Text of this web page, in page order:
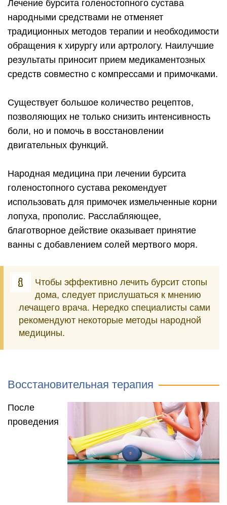
Лечение бурсита голеностопного сустава
народными средствами не отменяет
традиционных методов терапии и необходимости
обращения к хирургу или артрологу. Наилучшие
результаты приносит прием медикаментозных
средств совместно с компрессами и примочками.
Существует большое количество рецептов,
позволяющих не только снизить интенсивность
боли, но и помочь в восстановлении
двигательных функций.
Народная медицина при лечении бурсита
голеностопного сустава рекомендует
использовать для примочек измельченные корни
лопуха, прополис. Расслабляющее,
благотворное действие оказывает принятие
ванны с добавлением солей мертвого моря.
Чтобы эффективно лечить бурсит стопы
дома, следует прислушаться к мнению
лечащего врача. Нередко специалисты сами
рекомендуют некоторые методы народной
медицины.
Восстановительная терапия
После
проведения